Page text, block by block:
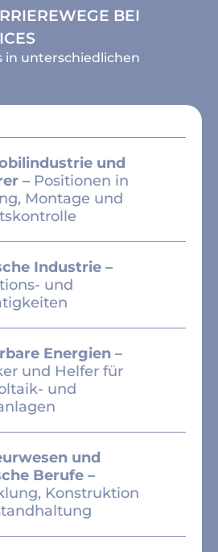
BEI
in unterschiedlichen
und
– Positionen in
Montage und
Industrie –
und
Energien –
und Helfer für
und
und
Berufe –
Konstruktion